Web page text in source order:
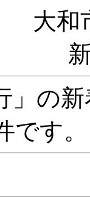
大和
」の
です